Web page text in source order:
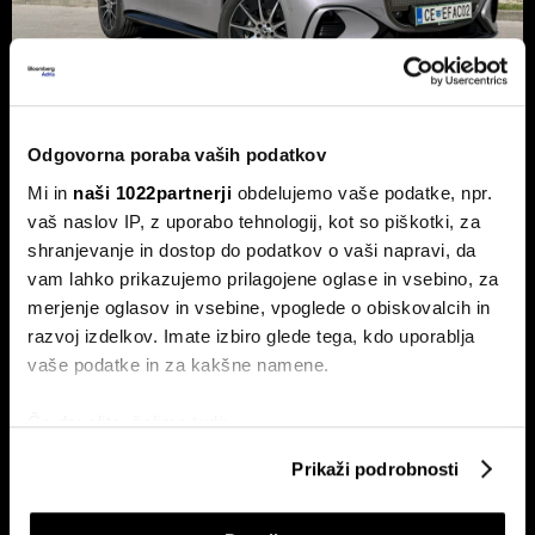
Odgovorna poraba vaših podatkov
Mi in naši 1022partnerji obdelujemo vaše podatke, npr.
vaš naslov IP, z uporabo tehnologij, kot so piškotki, za
shranjevanje in dostop do podatkov o vaši napravi, da
vam lahko prikazujemo prilagojene oglase in vsebino, za
merjenje oglasov in vsebine, vpoglede o obiskovalcih in
razvoj izdelkov. Imate izbiro glede tega, kdo uporablja
vaše podatke in za kakšne namene.
Če dovolite, želimo tudi:
Zbirati informacije o vaši geografski lokaciji, ki so
Identificirati napravo z aktivnim preverjanjem
Prikaži podrobnosti
Novi mercedes-benz GLC: Tvegana
elektrifikacija luksuza ali genialni
preboj?
Petična znamka iz Stuttgarta z elektrificirano uspešnico
napoveduje oster obrat v smeri pogonske alternative.